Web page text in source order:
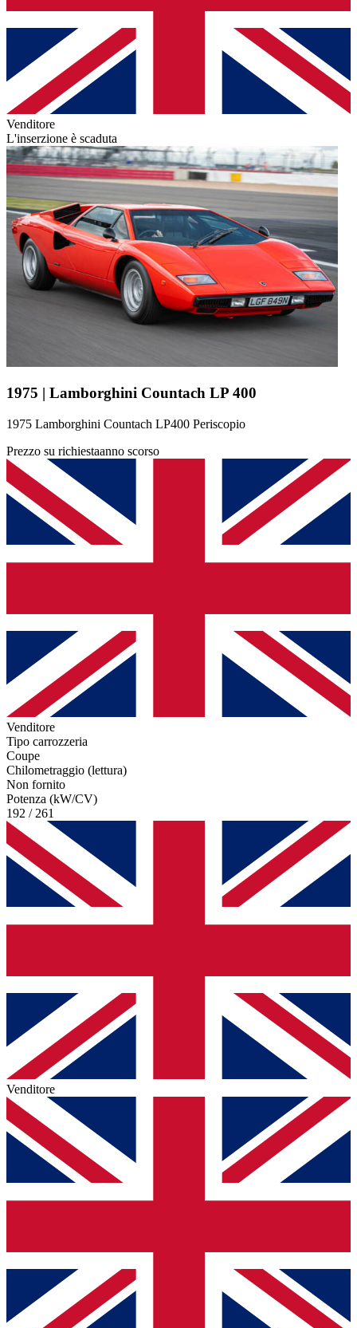
Venditore
L'inserzione è scaduta
1975 | Lamborghini Countach LP 400
1975 Lamborghini Countach LP400 Periscopio
Prezzo su richiestaanno scorso
Venditore
Tipo carrozzeria
Coupe
Chilometraggio (lettura)
Non fornito
Potenza (kW/CV)
192 / 261
Venditore